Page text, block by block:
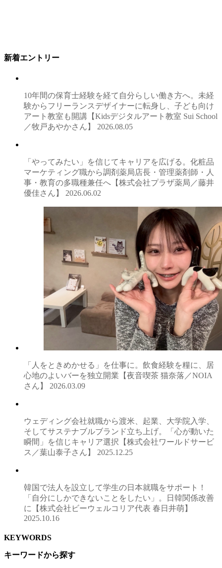
新着エントリー
10年間の保育士経験を経て自分らしい働き方へ。未経
験からフリーランスデザイナーに転身し、子ども向け
アート教室も開講【Kidsデジタルアート教室 Sui School
／牧戸あやかさん】 2026.08.05
「やってみたい」を信じてキャリアを広げる。化粧品
マーケティング職から調剤薬局店長・管理薬剤師・人
事・教育の多職種兼任へ【株式会社プラザ薬局／藤井
優佳さん】 2026.06.02
「人をときめかせる」を仕事に。飲食経験を糧に、居
心地のよいバーを独立開業【夜音喫茶 猫奈落／NOIA
さん】 2026.03.09
ウェディング会社就職から渡米、起業、大学院入学、
そしてサステナブルブランド立ち上げ。「心が動いた
瞬間」を信じキャリア選択【株式会社ワールドサービ
ス／葉山泰子さん】 2025.12.25
韓国で法人を設立して学生の日本就職をサポート！
「自分にしかできないことをしたい」。日韓関係改善
に【株式会社ビーウェルコリア代表 春日井萌】
2025.10.16
KEYWORDS
キーワードから探す